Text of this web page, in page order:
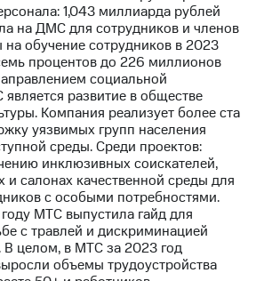
1,043 миллиарда рублей
на ДМС для сотрудников и членов
обучение сотрудников в 2023
процентов до 226 миллионов
социальной
развитие в обществе
Компания реализует более ста
уязвимых групп населения
среды. Среди проектов:
инклюзивных соискателей,
и салонах качественной среды для
с особыми потребностями.
МТС выпустила гайд для
с травлей и дискриминацией
В целом, в МТС за 2023 год
объемы трудоустройства